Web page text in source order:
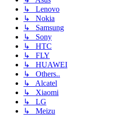
↳ Lenovo
↳ Nokia
↳ Samsung
↳ Sony
↳ HTC
↳ FLY
↳ HUAWEI
↳ Others..
↳ Alcatel
↳ Xiaomi
↳ LG
↳ Meizu